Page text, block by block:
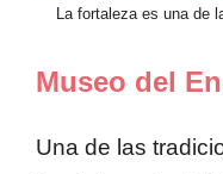
La fortaleza es una de
Museo del
Una de las